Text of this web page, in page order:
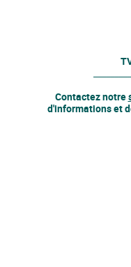
Contactez notre
d'informations et